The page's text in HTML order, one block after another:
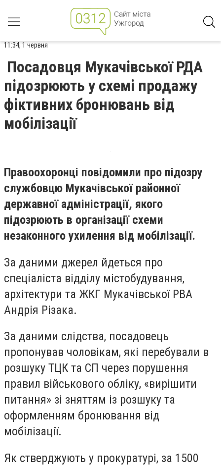
11:34, 1 червня
Посадовця Мукачівської РДА
підозрюють у схемі продажу
фіктивних бронювань від
мобілізації
Правоохоронці повідомили про підозру
службовцю Мукачівської районної
державної адміністрації, якого
підозрюють в організації схеми
незаконного ухилення від мобілізації.
За даними джерел йдеться про
спеціаліста відділу містобудування,
архітектури та ЖКГ Мукачівської РВА
Андрія Різака.
За даними слідства, посадовець
пропонував чоловікам, які перебували в
розшуку ТЦК та СП через порушення
правил військового обліку, «вирішити
питання» зі зняттям із розшуку та
оформленням бронювання від
мобілізації.
Як стверджують у прокуратурі, за 1500